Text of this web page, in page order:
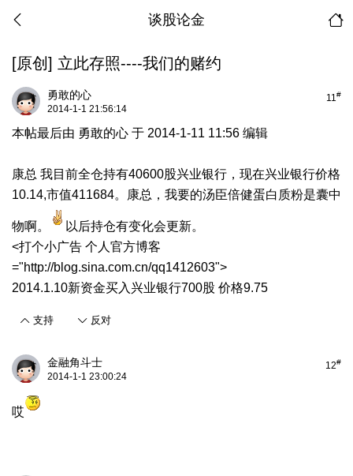
谈股论金
[原创] 立此存照----我们的赌约
11#
勇敢的心
2014-1-1 21:56:14
本帖最后由 勇敢的心 于 2014-1-11 11:56 编辑
康总 我目前全仓持有40600股兴业银行，现在兴业银行价格
10.14,市值411684。康总，我要的汤臣倍健蛋白质粉是囊中
物啊。
以后持仓有变化会更新。
<打个小广告 个人官方博客
="http://blog.sina.com.cn/qq1412603">
2014.1.10新资金买入兴业银行700股 价格9.75
支持 反对
12#
金融角斗士
2014-1-1 23:00:24
哎